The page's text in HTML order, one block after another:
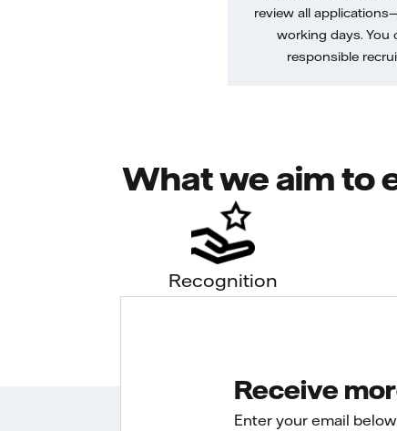
review all
working days. You
responsible
What we aim to
Recognition
Receive
Enter your email